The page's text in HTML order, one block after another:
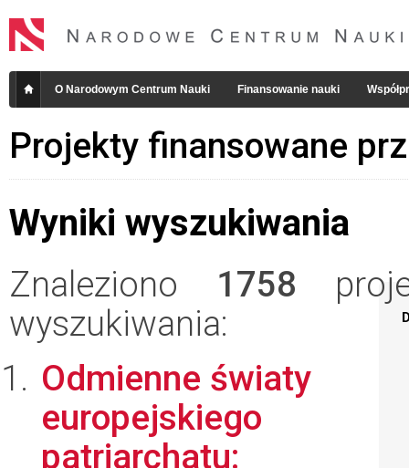
O Narodowym Centrum Nauki Finansowanie nauki
Projekty finansowane
Wyniki wyszukiwania
Znaleziono 1758
wyszukiwania:
Odmienne światy
europejskiego
patriarchatu: